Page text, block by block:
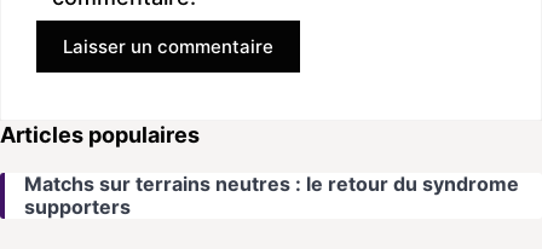
Articles populaires
Matchs sur terrains neutres : le retour du syndrome
supporters